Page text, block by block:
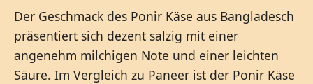
Der Geschmack des Ponir Käse aus Bangladesch
präsentiert sich dezent salzig mit einer
angenehm milchigen Note und einer leichten
Säure. Im Vergleich zu Paneer ist der Ponir Käse